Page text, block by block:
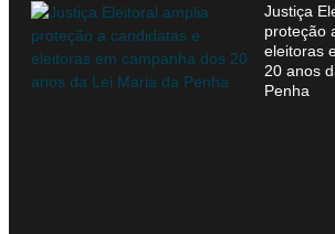
Justiça
proteção
eleitoras
20 anos
Penha